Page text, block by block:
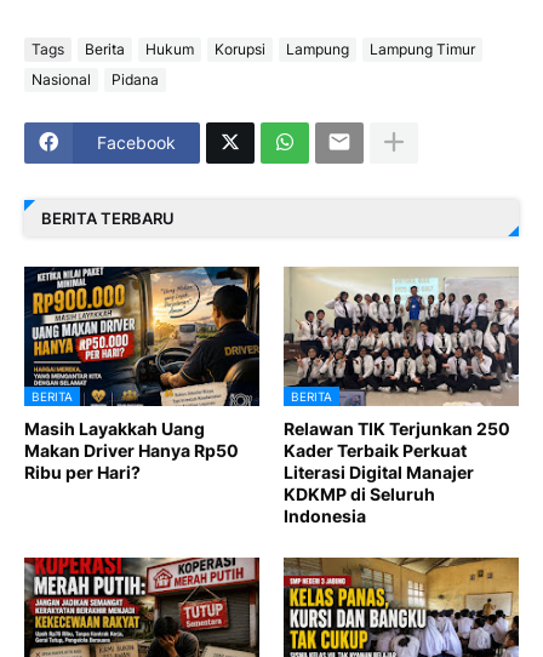
Tags Berita Hukum Korupsi Lampung
Lampung Timur
Nasional
Pidana
Facebook
BERITA TERBARU
BERITA
Masih Layakkah Uang
Makan Driver Hanya Rp50
Ribu per Hari?
BERITA
Relawan TIK Terjunkan 250
Kader Terbaik Perkuat
Literasi Digital Manajer
KDKMP di Seluruh
Indonesia